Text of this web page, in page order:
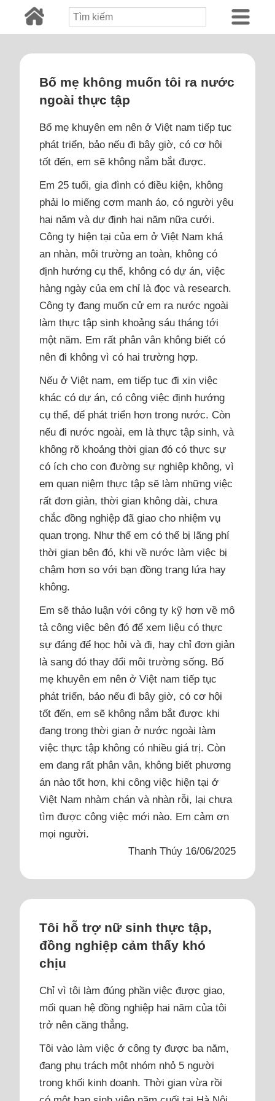
Bố mẹ không muốn tôi ra nước
ngoài thực tập
Bố mẹ khuyên em nên ở Việt nam tiếp tục
phát triển, bảo nếu đi bây giờ, có cơ hội
tốt đến, em sẽ không nắm bắt được.
Em 25 tuổi, gia đình có điều kiện, không
phải lo miếng cơm manh áo, có người yêu
hai năm và dự định hai năm nữa cưới.
Công ty hiện tại của em ở Việt Nam khá
an nhàn, môi trường an toàn, không có
định hướng cụ thể, không có dự án, việc
hàng ngày của em chỉ là đọc và research.
Công ty đang muốn cử em ra nước ngoài
làm thực tập sinh khoảng sáu tháng tới
một năm. Em rất phân vân không biết có
nên đi không vì có hai trường hợp.
Nếu ở Việt nam, em tiếp tục đi xin việc
khác có dự án, có công việc định hướng
cụ thể, để phát triển hơn trong nước. Còn
nếu đi nước ngoài, em là thực tập sinh, và
không rõ khoảng thời gian đó có thực sự
có ích cho con đường sự nghiệp không, vì
em quan niệm thực tập sẽ làm những việc
rất đơn giản, thời gian không dài, chưa
chắc đồng nghiệp đã giao cho nhiệm vụ
quan trọng. Như thế em có thể bị lãng phí
thời gian bên đó, khi về nước làm việc bị
chậm hơn so với bạn đồng trang lứa hay
không.
Em sẽ thảo luận với công ty kỹ hơn về mô
tả công việc bên đó để xem liệu có thực
sự đáng để học hỏi và đi, hay chỉ đơn giản
là sang đó thay đổi môi trường sống. Bố
mẹ khuyên em nên ở Việt nam tiếp tục
phát triển, bảo nếu đi bây giờ, có cơ hội
tốt đến, em sẽ không nắm bắt được khi
đang trong thời gian ở nước ngoài làm
việc thực tập không có nhiều giá trị. Còn
em đang rất phân vân, không biết phương
án nào tốt hơn, khi công việc hiện tại ở
Việt Nam nhàm chán và nhàn rỗi, lại chưa
tìm được công việc mới nào. Em cảm ơn
mọi người.
Thanh Thúy 16/06/2025
Tôi hỗ trợ nữ sinh thực tập,
đồng nghiệp cảm thấy khó
chịu
Chỉ vì tôi làm đúng phần việc được giao,
mối quan hệ đồng nghiệp hai năm của tôi
trở nên căng thẳng.
Tôi vào làm việc ở công ty được ba năm,
đang phụ trách một nhóm nhỏ 5 người
trong khối kinh doanh. Thời gian vừa rồi